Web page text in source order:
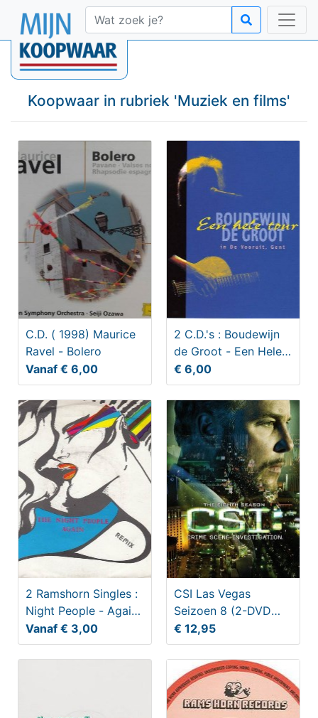
Koopwaar in rubriek 'Muziek en films'
C.D. ( 1998) Maurice
Ravel - Bolero
Vanaf € 6,00
2 C.D.'s : Boudewijn
de Groot - Een Hele
Tour (1997)
€ 6,00
2 Ramshorn Singles :
Night People - Again
/ Re-mix
Vanaf € 3,00
CSI Las Vegas
Seizoen 8 (2-DVD
box)
€ 12,95